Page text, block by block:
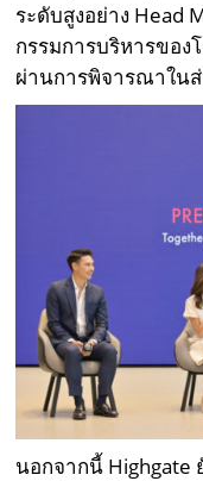
ระดับสูงอย่าง Head
กรรมการบริหารของ
ผ่านการพิจารณาใน
นอกจากนี้ Highgate